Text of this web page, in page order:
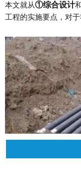
本文就从①综合设计
工程的实施要点，对